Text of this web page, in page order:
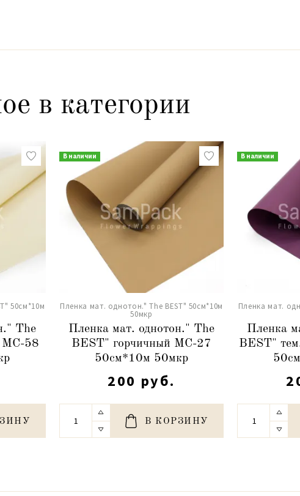
в категории
50см*10м
The
МС-58
В наличии
Пленка мат. однотон." The BEST" 50см*10м
50мкр
Пленка мат. однотон." The
BEST" горчичный МС-27
50см*10м 50мкр
200 руб.
В КОРЗИНУ
В наличии
Пленка мат.
Пленка
BEST"